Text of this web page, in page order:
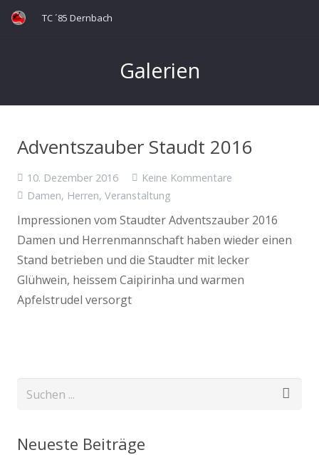
TC ´85 Dernbach
Galerien
Adventszauber Staudt 2016
10. Dezember 2016
Keine Kommentare
Damen, Herren, Veranstaltung
Impressionen vom Staudter Adventszauber 2016
Damen und Herrenmannschaft haben wieder einen
Stand betrieben und die Staudter mit lecker
Glühwein, heissem Caipirinha und warmen
Apfelstrudel versorgt
Neueste Beiträge